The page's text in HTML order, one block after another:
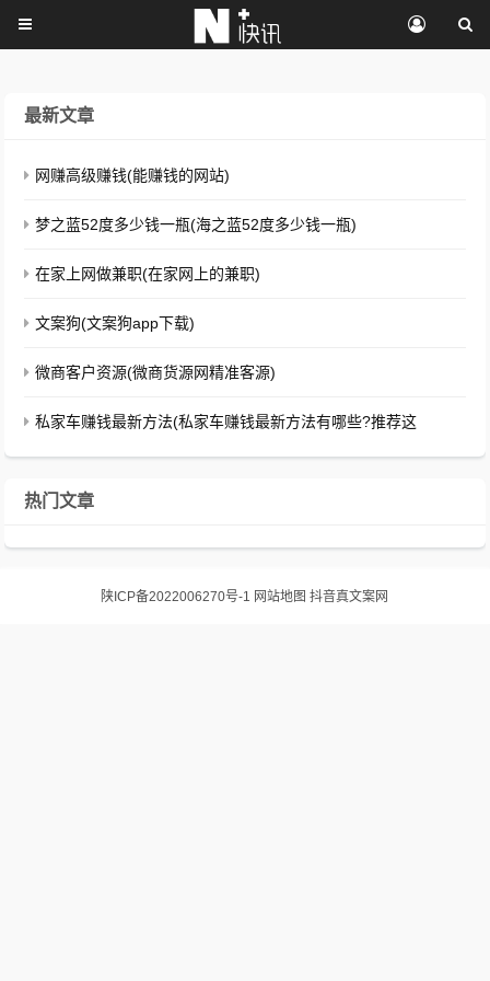
最新文章
网赚高级赚钱(能赚钱的网站)
梦之蓝52度多少钱一瓶(海之蓝52度多少钱一瓶)
在家上网做兼职(在家网上的兼职)
文案狗(文案狗app下载)
微商客户资源(微商货源网精准客源)
私家车赚钱最新方法(私家车赚钱最新方法有哪些?推荐这
热门文章
陕ICP备2022006270号-1 网站地图 抖音真文案网